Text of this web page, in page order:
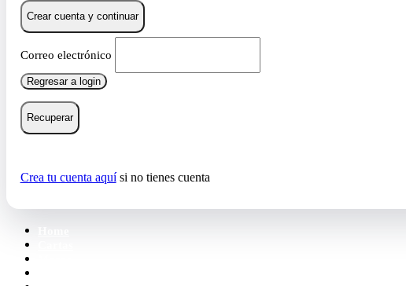
Crear cuenta y continuar
Correo electrónico
Regresar a login
Recuperar
Crea tu cuenta aquísi no tienes cuenta